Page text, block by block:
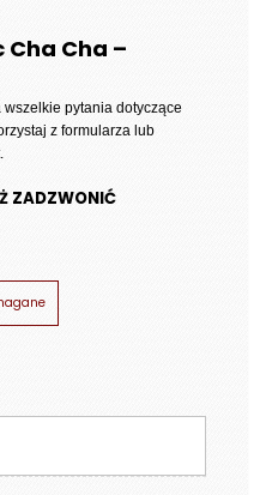
zł
Cha –
pytania dotyczące
z formularza lub
ZADZWONIĆ